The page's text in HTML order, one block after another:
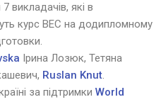
викладачів, які в
курс BEC на додипломному
Ірина Лозюк, Тетяна
Ruslan Knut.
за підтримки World